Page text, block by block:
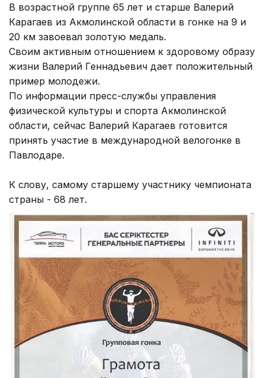
В возрастной группе 65 лет и старше Валерий
Карагаев из Акмолинской области в гонке на 9 и
20 км завоевал золотую медаль.
Своим активным отношением к здоровому образу
жизни Валерий Геннадьевич дает положительный
пример молодежи.
По информации пресс-службы управления
физической культуры и спорта Акмолинской
области, сейчас Валерий Карагаев готовится
принять участие в международной велогонке в
Павлодаре.
К слову, самому старшему участнику чемпионата
страны - 68 лет.